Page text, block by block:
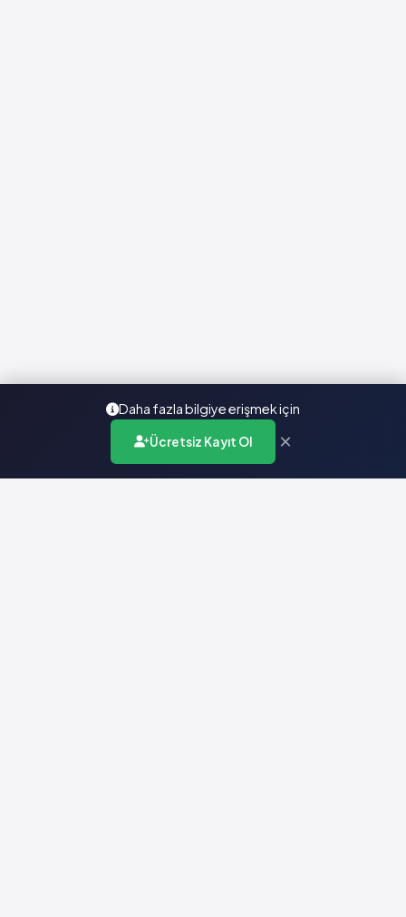
Daha fazla bilgiye erişmek için
Ücretsiz Kayıt Ol ×